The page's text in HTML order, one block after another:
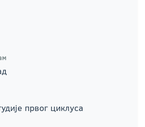
првог циклуса